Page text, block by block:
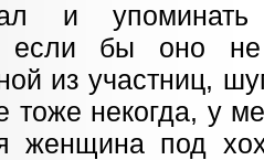
и упоминать
если бы оно
из участниц,
некогда, у
женщина под